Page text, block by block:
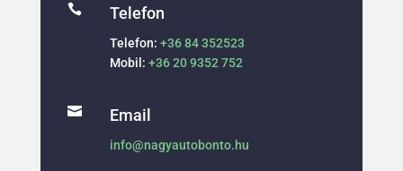
 Telefon
Telefon: +36 84 352523
Mobil: +36 20 9352 752
 Email
info@nagyautobonto.hu